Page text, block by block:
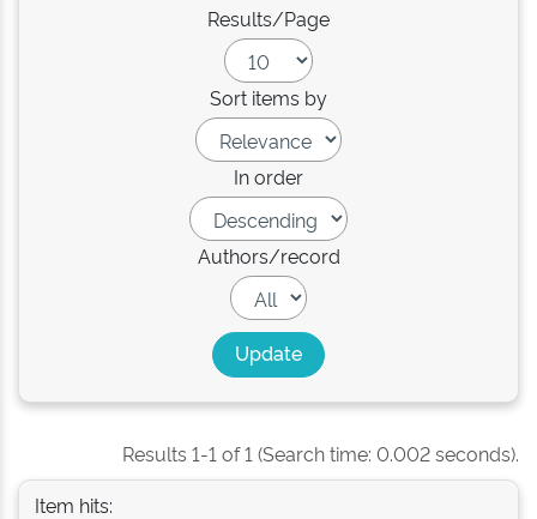
Results/Page
Sort items by
In order
Authors/record
Results 1-1 of 1 (Search time: 0.002 seconds).
Item hits: